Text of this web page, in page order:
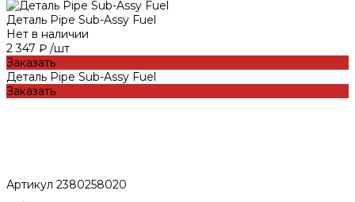
Деталь Pipe Sub-Assy Fuel
Нет в наличии
2 347 ₽ /шт
Заказать
Деталь Pipe Sub-Assy Fuel
Заказать
Артикул 2380258020